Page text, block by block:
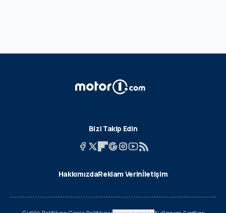
Bizi Takip Edin
HakkımızdaReklam Verinİletişim